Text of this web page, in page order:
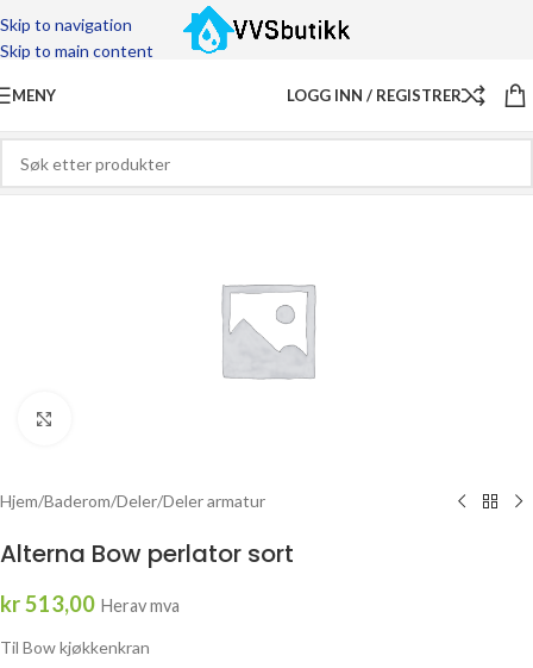
Skip to navigation
Skip to main content
MENY LOGG INN / REGISTRER
Hjem/Baderom/Deler/Deler armatur
Alterna Bow perlator sort
kr513,00 Herav mva
Til Bow kjøkkenkran